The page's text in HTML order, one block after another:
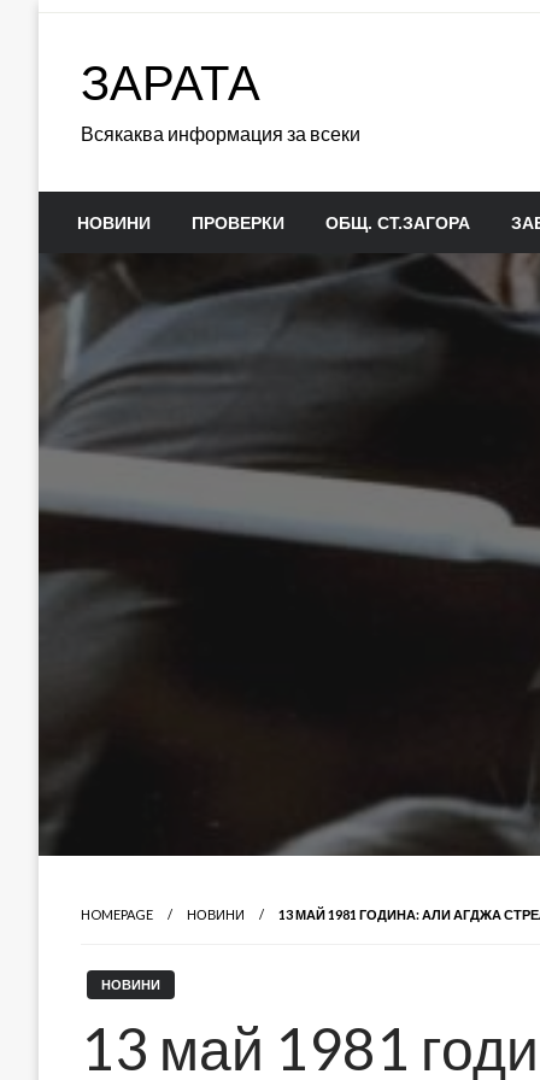
ЗАРАТА
Всякаква информация за всеки
НОВИНИ ПРОВЕРКИ ОБЩ. СТ.ЗАГОРА
HOMEPAGE НОВИНИ 13 МАЙ 1981 ГОДИНА: АЛИ АГДЖА
НОВИНИ
13 май 1981